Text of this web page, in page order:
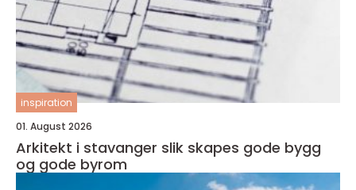
inspiration
01. August 2026
Arkitekt i stavanger slik skapes gode bygg
og gode byrom